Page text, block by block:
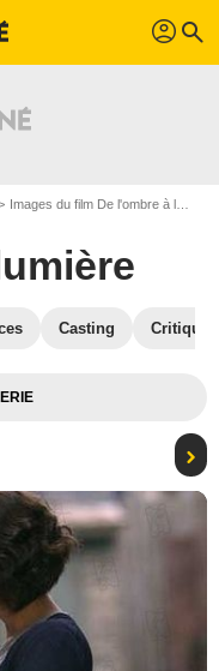
profil search
Images du film De l'ombre à la lumière
Casting